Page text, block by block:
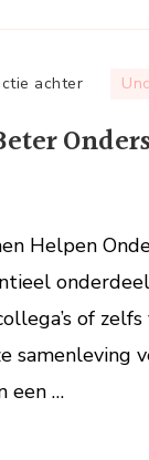
achterop
Kunnen
in
Tijden
Helpen
of
samenleving
een …